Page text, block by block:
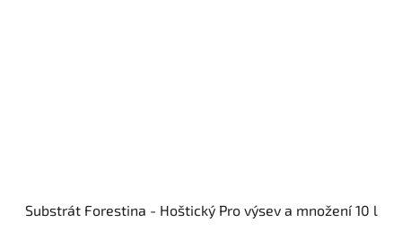
Substrát Forestina - Hoštický Pro výsev a množení 10 l